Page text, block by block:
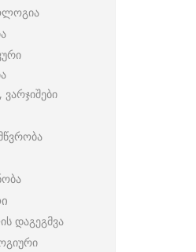
დაგეგმვა